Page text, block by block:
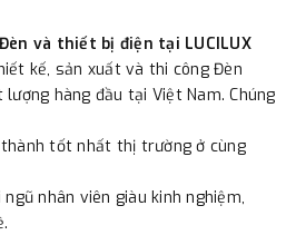
và thiết bị điện tại LUCILUX
kế, sản xuất và thi công Đèn
hàng đầu tại Việt Nam. Chúng
thành tốt nhất thị trường ở cùng
nhân viên giàu kinh nghiệm,